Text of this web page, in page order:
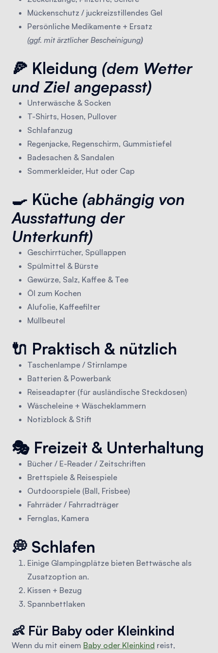
Mückenschutz / juckreizstillendes Gel
Persönliche Medikamente + Ersatz
(ggf. mit ärztlicher Bescheinigung)
🍕 Kleidung (dem Wetter
und Ziel angepasst)
Unterwäsche & Socken
T-Shirts, Hosen, Pullover
Schlafanzug
Regenjacke, Regenschirm, Gummistiefel
Badesachen & Sandalen
Sommerkleider, Hut oder Cap
🍳 Küche (abhängig von
Ausstattung der
Unterkunft)
Geschirrtücher, Spüllappen
Spülmittel & Bürste
Gewürze, Salz, Kaffee & Tee
Öl zum Kochen
Alufolie, Kaffeefilter
Müllbeutel
🔌 Praktisch & nützlich
Taschenlampe / Stirnlampe
Batterien & Powerbank
Reiseadapter (für ausländische Steckdosen)
Wäscheleine + Wäscheklammern
Notizblock & Stift
🎭 Freizeit & Unterhaltung
Bücher / E-Reader / Zeitschriften
Brettspiele & Reisespiele
Outdoorspiele (Ball, Frisbee)
Fahrräder / Fahrradträger
Fernglas, Kamera
💭 Schlafen
Einige Glampingplätze bieten Bettwäsche als
Zusatzoption an.
Kissen + Bezug
Spannbettlaken
👶 Für Baby oder Kleinkind
Wenn du mit einem Baby oder Kleinkind reist,